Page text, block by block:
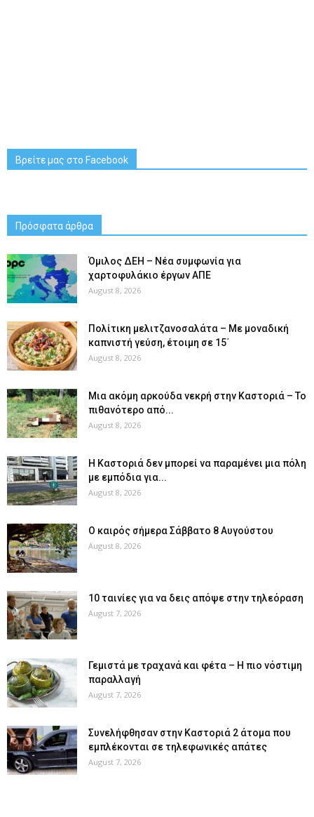
Βρείτε μας στο Facebook
Πρόσφατα άρθρα
Όμιλος ΔΕΗ – Νέα συμφωνία για
χαρτοφυλάκιο έργων ΑΠΕ
August 8, 2026
Πολίτικη μελιτζανοσαλάτα – Με μοναδική
καπνιστή γεύση, έτοιμη σε 15΄
August 8, 2026
Μια ακόμη αρκούδα νεκρή στην Καστοριά – Το
πιθανότερο από...
August 8, 2026
Η Καστοριά δεν μπορεί να παραμένει μια πόλη
με εμπόδια για...
August 8, 2026
Ο καιρός σήμερα Σάββατο 8 Αυγούστου
August 8, 2026
10 ταινίες για να δεις απόψε στην τηλεόραση
August 7, 2026
Γεμιστά με τραχανά και φέτα – Η πιο νόστιμη
παραλλαγή
August 7, 2026
Συνελήφθησαν στην Καστοριά 2 άτομα που
εμπλέκονται σε τηλεφωνικές απάτες
August 7, 2026